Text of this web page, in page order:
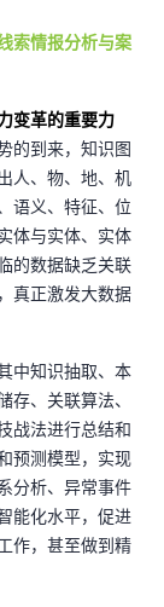
索情报分析与案
变革的重要力
的到来，知识图
人、物、地、机
语义、特征、位
体与实体、实体
的数据缺乏关联
真正激发大数据
中知识抽取、本
、关联算法、
战法进行总结和
预测模型，实现
分析、异常事件
能化水平，促进
作，甚至做到精